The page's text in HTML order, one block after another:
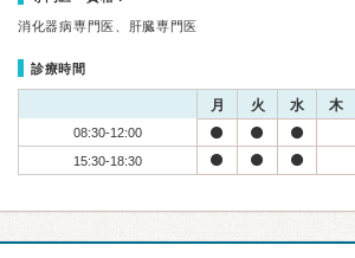
消化器病専門医、肝臓専門医
診療時間
月 火 水 木
08:30-12:00
15:30-18:30